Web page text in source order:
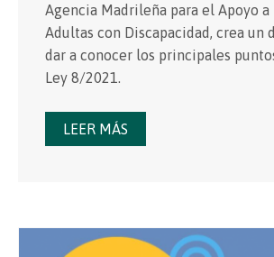
Agencia Madrileña para el Apoyo a
Adultas con Discapacidad, crea un
dar a conocer los principales
Ley 8/2021.
LEER MÁS